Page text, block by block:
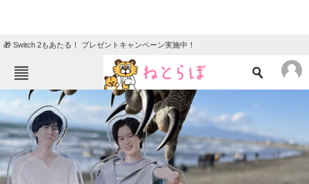
🎁 Switch 2もあたる！ プレゼントキャンペーン実施中！
ねとらぼメニュー
TOP ニュース
エンタメ クイズ
グルメ 地域